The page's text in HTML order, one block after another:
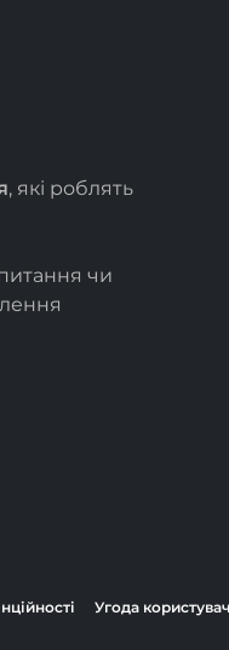
, які роблять
чи
Угода